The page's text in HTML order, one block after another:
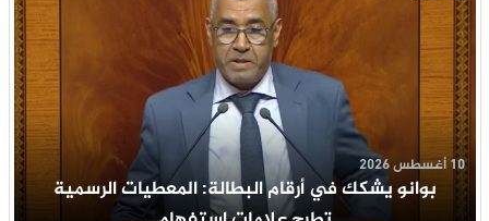
بوانو يشكك في أرقام البطالة: المعطيات الرسمية
10 أغسطس 2026